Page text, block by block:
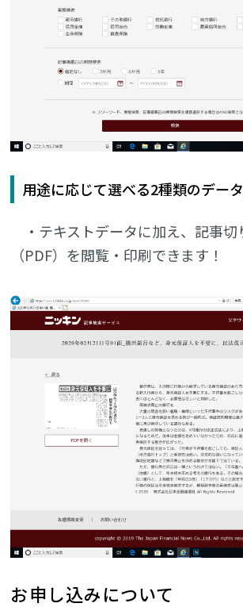
用途に応じて選べる2種類のデー
・テキストデータに加え、記事切
（PDF）を閲覧・印刷できます！
お申し込みについて